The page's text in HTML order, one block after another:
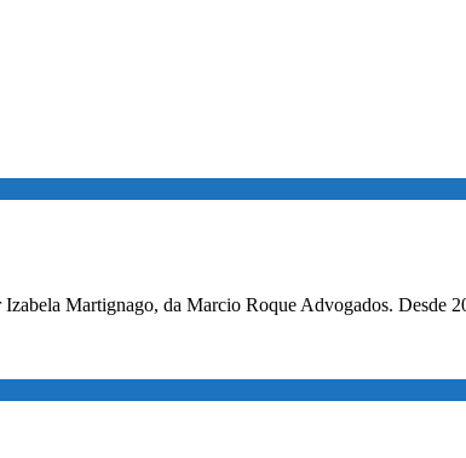
Martignago, da Marcio Roque Advogados. Desde